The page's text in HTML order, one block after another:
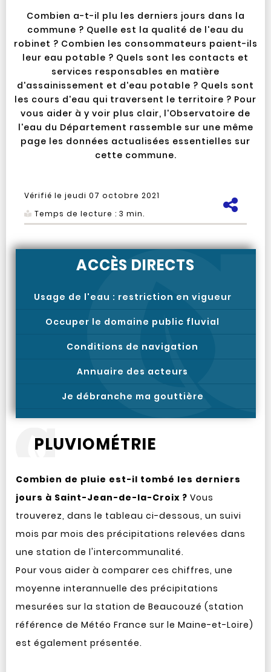
Combien a-t-il plu les derniers jours dans la
commune ? Quelle est la qualité de l'eau du
robinet ? Combien les consommateurs paient-ils
leur eau potable ? Quels sont les contacts et
services responsables en matière
d'assainissement et d'eau potable ? Quels sont
les cours d'eau qui traversent le territoire ? Pour
vous aider à y voir plus clair, l'Observatoire de
l'eau du Département rassemble sur une même
page les données actualisées essentielles sur
cette commune.
Vérifié le jeudi 07 octobre 2021
Temps de lecture : 3 min.
ACCÈS DIRECTS
Usage de l'eau : restriction en vigueur
Occuper le domaine public fluvial
Conditions de navigation
Annuaire des acteurs
Je débranche ma gouttière
PLUVIOMÉTRIE
Combien de pluie est-il tombé les derniers
jours à Saint-Jean-de-la-Croix ? Vous
trouverez, dans le tableau ci-dessous, un suivi
mois par mois des précipitations relevées dans
une station de l'intercommunalité.
Pour vous aider à comparer ces chiffres, une
moyenne interannuelle des précipitations
mesurées sur la station de Beaucouzé (station
référence de Météo France sur le Maine-et-Loire)
est également présentée.